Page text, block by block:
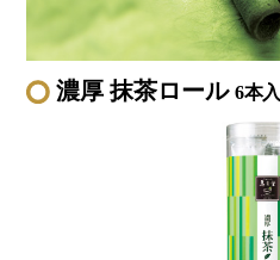
濃厚 抹茶ロール6本入